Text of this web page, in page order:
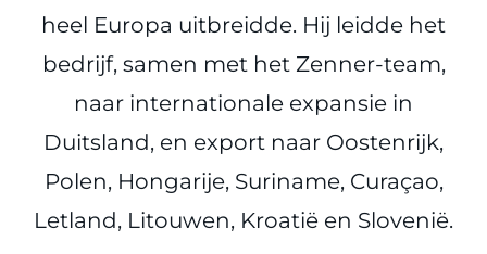
heel Europa uitbreidde. Hij leidde het
bedrijf, samen met het Zenner-team,
naar internationale expansie in
Duitsland, en export naar Oostenrijk,
Polen, Hongarije, Suriname, Curaçao,
Letland, Litouwen, Kroatië en Slovenië.